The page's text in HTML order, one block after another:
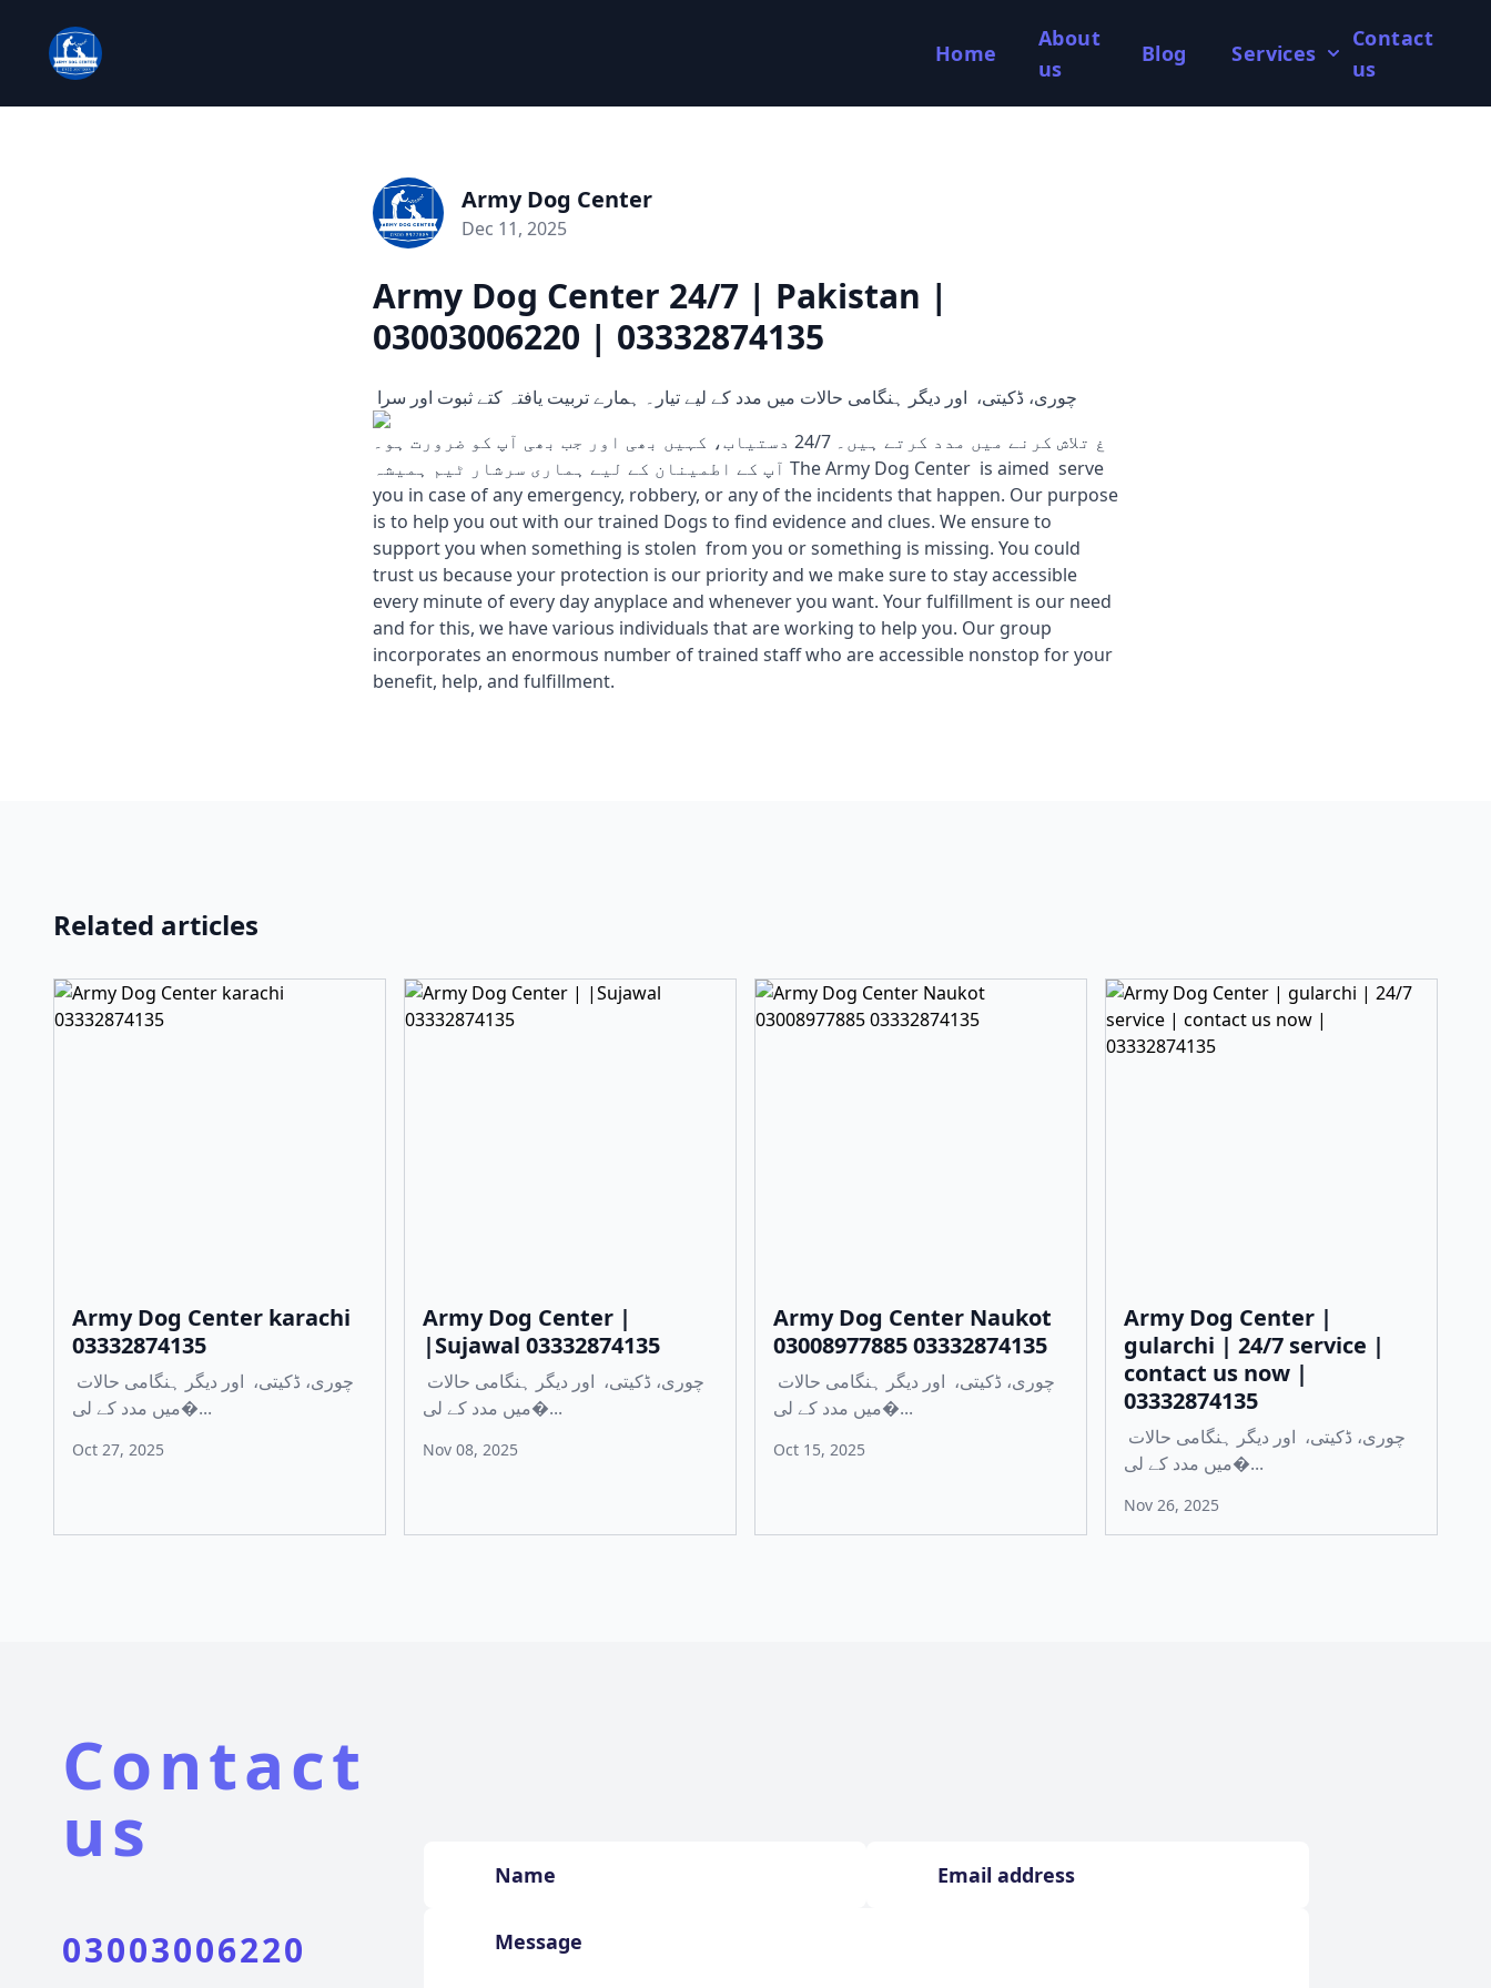
Home
About
us
Blog Services
Contact
us
Army Dog Center
Dec 11, 2025
Army Dog Center 24/7 | Pakistan |
03003006220 | 03332874135
چوری، ڈکیتی، اور دیگر ہنگامی حالات میں مدد کے لیے تیار۔ ہمارے تربیت یافتہ کتے ثبوت اور سرا
غ تلاش کرنے میں مدد کرتے ہیں۔ 24/7 دستیاب، کہیں بھی اور جب بھی آپ کو ضرورت ہو۔
آپ کے اطمینان کے لیے ہماری سرشار ٹیم ہمیشہ The Army Dog Center is aimed serve
you in case of any emergency, robbery, or any of the incidents that happen. Our purpose
is to help you out with our trained Dogs to find evidence and clues. We ensure to
support you when something is stolen from you or something is missing. You could
trust us because your protection is our priority and we make sure to stay accessible
every minute of every day anyplace and whenever you want. Your fulfillment is our need
and for this, we have various individuals that are working to help you. Our group
incorporates an enormous number of trained staff who are accessible nonstop for your
benefit, help, and fulfillment.
Related articles
Army Dog Center karachi
03332874135
میں مدد کے لی�...
Oct 27, 2025
Army Dog Center |
|Sujawal 03332874135
میں مدد کے لی�...
Nov 08, 2025
Army Dog Center Naukot
03008977885 03332874135
میں مدد کے لی�...
Oct 15, 2025
Army Dog Center |
gularchi | 24/7 service |
contact us now |
03332874135
میں مدد کے لی�...
Nov 26, 2025
Contact
us
03003006220